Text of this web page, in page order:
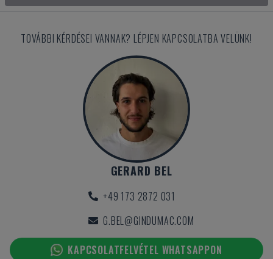
TOVÁBBI KÉRDÉSEI VANNAK? LÉPJEN KAPCSOLATBA VELÜNK!
GERARD BEL
+49 173 2872 031
G.BEL@GINDUMAC.COM
KAPCSOLATFELVÉTEL WHATSAPPON